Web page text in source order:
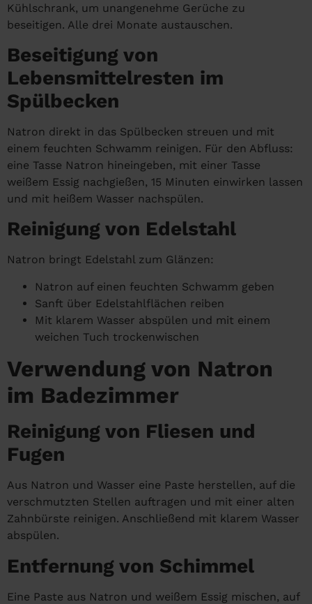
Kühlschrank, um unangenehme Gerüche zu
beseitigen. Alle drei Monate austauschen.
Beseitigung von
Lebensmittelresten im
Spülbecken
Natron direkt in das Spülbecken streuen und mit
einem feuchten Schwamm reinigen. Für den Abfluss:
eine Tasse Natron hineingeben, mit einer Tasse
weißem Essig nachgießen, 15 Minuten einwirken lassen
und mit heißem Wasser nachspülen.
Reinigung von Edelstahl
Natron bringt Edelstahl zum Glänzen:
Natron auf einen feuchten Schwamm geben
Sanft über Edelstahlflächen reiben
Mit klarem Wasser abspülen und mit einem
weichen Tuch trockenwischen
Verwendung von Natron
im Badezimmer
Reinigung von Fliesen und
Fugen
Aus Natron und Wasser eine Paste herstellen, auf die
verschmutzten Stellen auftragen und mit einer alten
Zahnbürste reinigen. Anschließend mit klarem Wasser
abspülen.
Entfernung von Schimmel
Eine Paste aus Natron und weißem Essig mischen, auf